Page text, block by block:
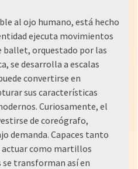
al ojo humano, está hecho
ejecuta movimientos
ballet, orquestado por las
se desarrolla a escalas
convertirse en
sus características
Curiosamente, el
de coreógrafo,
demanda. Capaces tanto
actuar como martillos
transforman así en